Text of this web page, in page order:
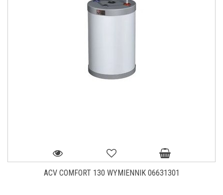
ACV COMFORT 130 WYMIENNIK 06631301